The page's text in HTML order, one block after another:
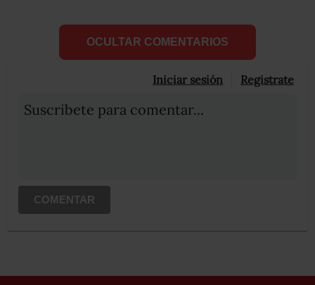
OCULTAR COMENTARIOS
Iniciar sesión Registrate
Suscribete para comentar...
COMENTAR